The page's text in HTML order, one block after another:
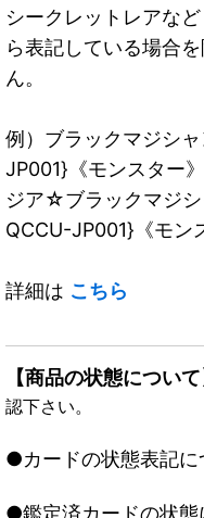
シークレットレアな
ら表記している場合
ん。
例）ブラックマジシ
JP001}《モンスター
ジア☆ブラックマジ
QCCU-JP001}《モン
詳細は こちら
【商品の状態について
認下さい。
●カードの状態表記に
●鑑定済カードの状態